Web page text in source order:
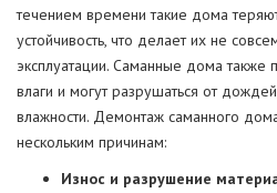
течением времени такие дома
устойчивость, что делает их не
эксплуатации. Саманные дома
влаги и могут разрушаться от
влажности. Демонтаж саманного
нескольким причинам:
Износ и разрушение